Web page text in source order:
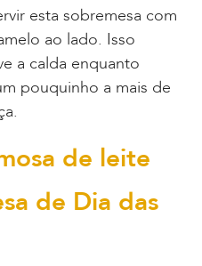
esta sobremesa com
ao lado. Isso
a calda enquanto
pouquinho a mais de
de leite
de Dia das